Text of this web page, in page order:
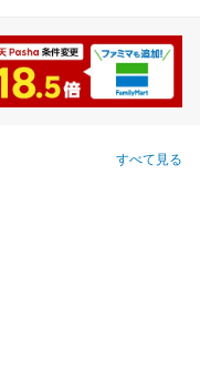
すべて見る